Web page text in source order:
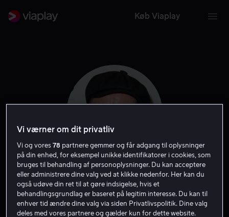
Køb Viaplay
Martin Owen
Producer Filmproducent Instruktør
Vi værner om dit privatliv
Vi og vores78 partnere gemmer og får adgang til oplysninger
på din enhed, for eksempel unikke identifikatorer i cookies, som
bruges til behandling af personoplysninger. Du kan acceptere
eller administrere dine valg ved at klikke nedenfor. Her kan du
også udøve din ret til at gøre indsigelse, hvis et
behandlingsgrundlag er baseret på legitim interesse. Du kan til
enhver tid ændre dine valg via siden Privatlivspolitik. Dine valg
deles med vores partnere og gælder kun for dette website.